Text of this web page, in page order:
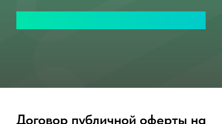
Договор публичной оферты на